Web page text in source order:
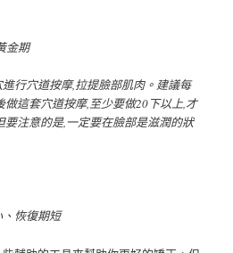
金期
行穴道按摩,拉提臉部肌肉。建議每
這套穴道按摩,至少要做20下以上,才
要注意的是,一定要在臉部是滋潤的狀
恢復期短